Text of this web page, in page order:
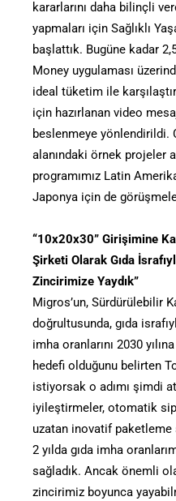
kararlarını daha bilinçli
yapmaları için Sağlıklı
başlattık. Bugüne kadar
Money uygulaması
ideal tüketim ile
için hazırlanan video
beslenmeye yönlendirildi.
alanındaki örnek projeler
programımız Latin
Japonya için de
“10x20x30” Girişimine
Şirketi Olarak Gıda
Zincirimize Yaydık”
Migros’un, Sürdürülebilir
doğrultusunda, gıda
imha oranlarını 2030
hedefi olduğunu belirten
istiyorsak o adımı şimdi
iyileştirmeler, otomatik
uzatan inovatif paketleme
2 yılda gıda imha
sağladık. Ancak önemli
zincirimiz boyunca